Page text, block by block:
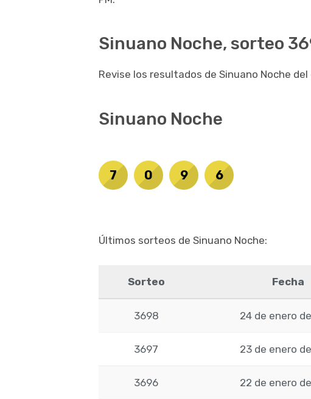
Sinuano Noche, sorteo
Revise los resultados de Sinuano Noche
Sinuano Noche
7 0 9 6
Últimos sorteos de Sinuano Noche:
Sorteo Fecha
3698 24 de enero
3697 23 de enero
3696 22 de enero